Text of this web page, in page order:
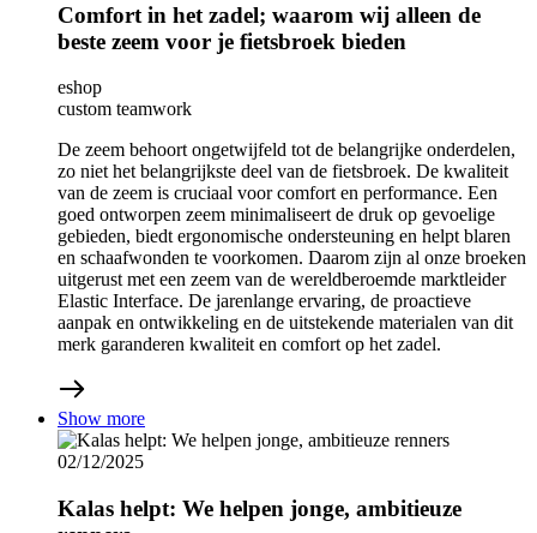
Comfort in het zadel; waarom wij alleen de
beste zeem voor je fietsbroek bieden
eshop
custom teamwork
De zeem behoort ongetwijfeld tot de belangrijke onderdelen,
zo niet het belangrijkste deel van de fietsbroek. De kwaliteit
van de zeem is cruciaal voor comfort en performance. Een
goed ontworpen zeem minimaliseert de druk op gevoelige
gebieden, biedt ergonomische ondersteuning en helpt blaren
en schaafwonden te voorkomen. Daarom zijn al onze broeken
uitgerust met een zeem van de wereldberoemde marktleider
Elastic Interface. De jarenlange ervaring, de proactieve
aanpak en ontwikkeling en de uitstekende materialen van dit
merk garanderen kwaliteit en comfort op het zadel.
Show more
02/12/2025
Kalas helpt: We helpen jonge, ambitieuze